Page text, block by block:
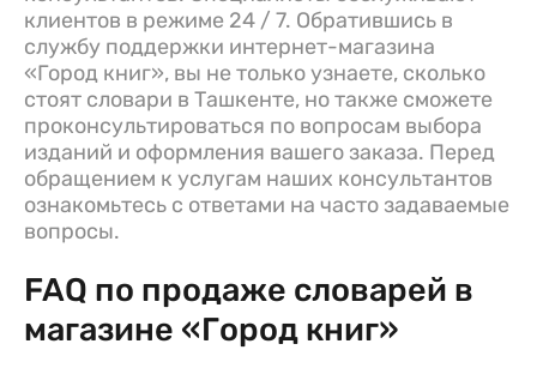
клиентов в режиме 24 / 7. Обратившись в
службу поддержки интернет-магазина
«Город книг», вы не только узнаете, сколько
стоят словари в Ташкенте, но также сможете
проконсультироваться по вопросам выбора
изданий и оформления вашего заказа. Перед
обращением к услугам наших консультантов
ознакомьтесь с ответами на часто задаваемые
вопросы.
FAQ по продаже словарей в
магазине «Город книг»